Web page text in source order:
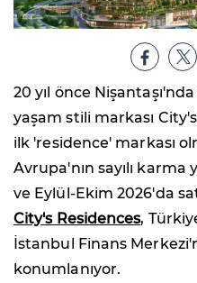
20 yıl önce
yaşam stili markası
ilk 'residence' markası
Avrupa'nın sayılı
ve Eylül-Ekim 2026'da
City's Residences,
İstanbul Finans
konumlanıyor.